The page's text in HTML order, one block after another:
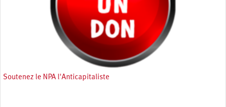
Soutenez le NPA l'Anticapitaliste